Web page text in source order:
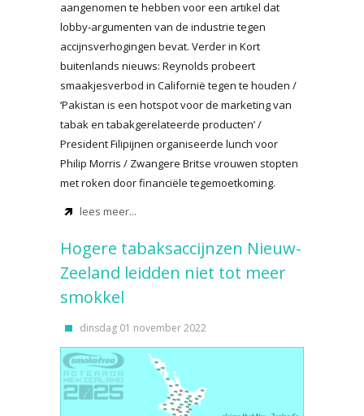
aangenomen te hebben voor een artikel dat
lobby-argumenten van de industrie tegen
accijnsverhogingen bevat. Verder in Kort
buitenlands nieuws: Reynolds probeert
smaakjesverbod in Californië tegen te houden /
‘Pakistan is een hotspot voor de marketing van
tabak en tabakgerelateerde producten’ /
President Filipijnen organiseerde lunch voor
Philip Morris / Zwangere Britse vrouwen stopten
met roken door financiële tegemoetkoming.
lees meer...
Hogere tabaksaccijnzen Nieuw-
Zeeland leidden niet tot meer
smokkel
dinsdag 01 november 2022